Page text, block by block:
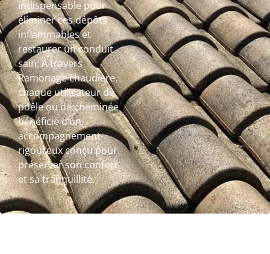
indispensable pour
éliminer ces dépôts
inflammables et
restaurer un conduit
sain. À travers
Ramonage chaudière,
chaque utilisateur de
poêle ou de cheminée
bénéficie d’un
accompagnement
rigoureux conçu pour
préserver son confort
et sa tranquillité.